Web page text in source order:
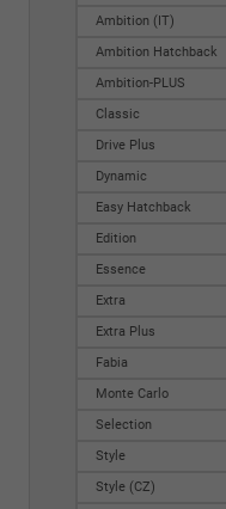
Ambition (IT)
Ambition Hatchback
Ambition-PLUS
Classic
Drive Plus
Dynamic
Easy Hatchback
Edition
Essence
Extra
Extra Plus
Fabia
Monte Carlo
Selection
Style
Style (CZ)